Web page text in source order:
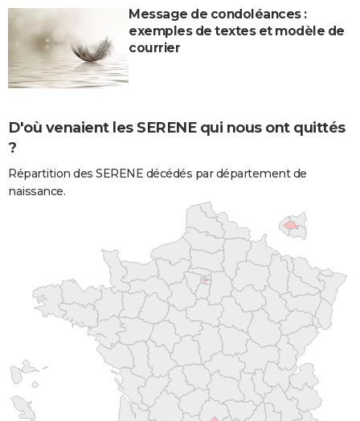
Message de condoléances :
exemples de textes et modèle de
courrier
D'où venaient les SERENE qui nous ont quittés
?
Répartition des SERENE décédés par département de
naissance.